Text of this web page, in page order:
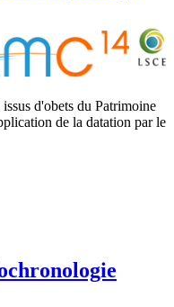
d'obets du Patrimoine
de la datation par le